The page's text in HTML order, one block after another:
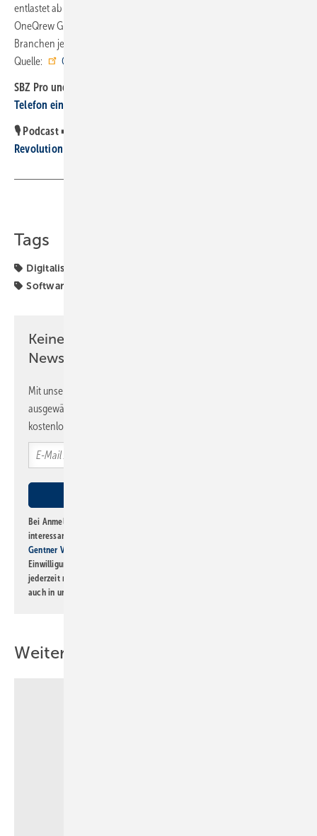
entlastet ab sofort nicht nur den 45.000 Handwerkskund:innen der
OneQrew Gruppe, sondern Unternehmen aller Gewerbe und
Branchen jederzeit und gleichzeitig. ■
Quelle:
Oneqrew
SBZ Pro und Kontra:
Telefon einer KI zu überlassen?
🎙️ Podcast ➡️ #96 von SHK Radio –
Revolution im Handwerk
Tags
Digitalisierung
Software
Keine Zeit? Kein Problem mit dem SBZ
Newsletter!
Mit unserem Newsletter erhalten Sie regelmäßig von uns
ausgewählte Informationen und Neuigkeiten, gebündelt und
kostenlos direkt ins Postfach.
Bei Anmeldung zu diesem Newsletter bin ich damit einverstanden, über
interessante Verlags- und Online-Angebote
Gentner Verlag GmbH & Co. KG
Einwilligung kann ich jederzeit widerrufen und eine Abmeldung ist
jederzeit möglich. Informationen zum Umgang mit Daten finden Sie
auch in unserer
Weitere Inhalte